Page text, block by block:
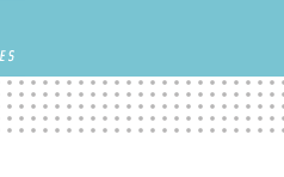
HORLOGER DANS L’ARC JURASSIEN